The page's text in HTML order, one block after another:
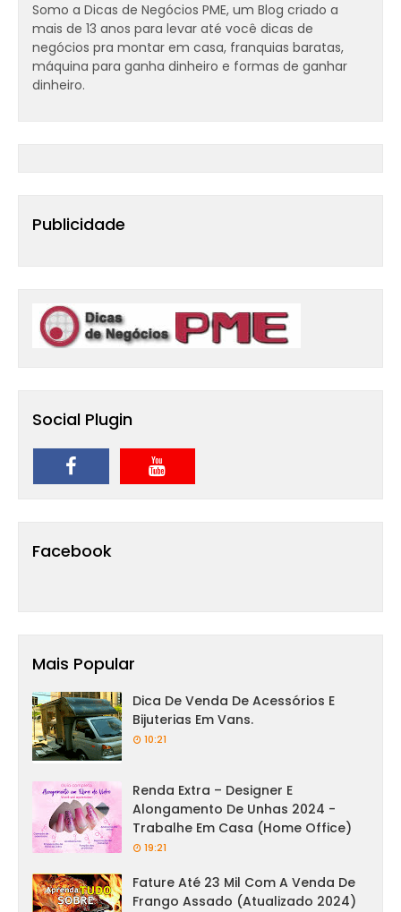
Somo a Dicas de Negócios PME, um Blog criado a
mais de 13 anos para levar até você dicas de
negócios pra montar em casa, franquias baratas,
máquina para ganha dinheiro e formas de ganhar
dinheiro.
Publicidade
Social Plugin
Facebook
Mais Popular
Dica De Venda De Acessórios E
Bijuterias Em Vans.
10:21
Renda Extra – Designer E
Alongamento De Unhas 2024 -
Trabalhe Em Casa (Home Office)
19:21
Fature Até 23 Mil Com A Venda De
Frango Assado (Atualizado 2024)